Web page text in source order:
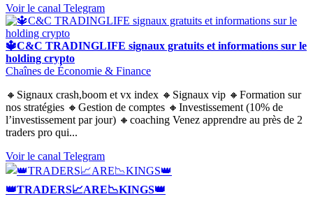
Voir le canal Telegram
🔱C&C TRADINGLIFE signaux gratuits et informations sur le
holding crypto
Chaînes de Économie & Finance
🔸Signaux crash,boom et vx index 🔸Signaux vip 🔸Formation sur
nos stratégies 🔸Gestion de comptes 🔸Investissement (10% de
l’investissement par jour) 🔸coaching Venez apprendre au près de 2
traders pro qui...
Voir le canal Telegram
👑TRADERS📈ARE📉KINGS👑